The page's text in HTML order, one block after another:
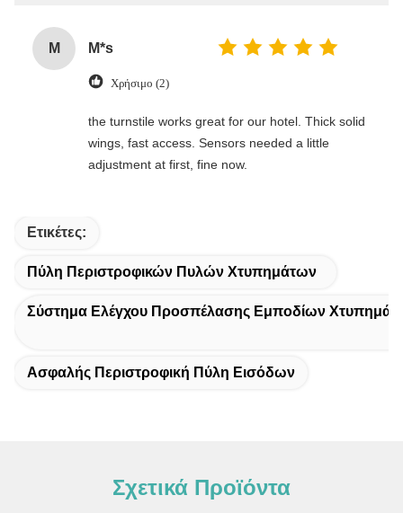
M M*s
Χρήσιμο (2)
the turnstile works great for our hotel. Thick solid
wings, fast access. Sensors needed a little
adjustment at first, fine now.
Ετικέτες:
Πύλη Περιστροφικών Πυλών Χτυπημάτων
Σύστημα Ελέγχου Προσπέλασης Εμποδίων
Ασφαλής Περιστροφική Πύλη Εισόδων
Σχετικά Προϊόντα